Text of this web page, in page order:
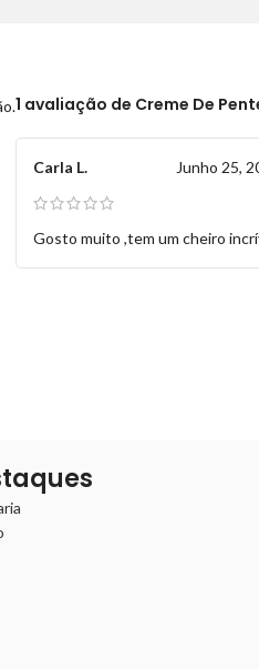
1 avaliação de Creme De
Carla L. Junho 25,
Gosto muito ,tem um cheiro